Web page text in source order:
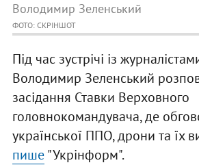
Володимир Зеленський
ФОТО: СКРІНШОТ
Під час зустрічі із
Володимир Зеленський
засідання Ставки Верховного
головнокомандувача, де
української ППО, дрони та їх
пише"Укрінформ".